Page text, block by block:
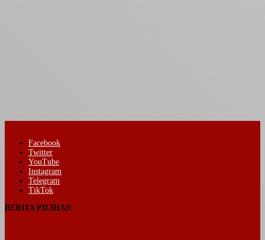
Facebook
Twitter
YouTube
Instagram
Telegram
TikTok
BERITA PILIHAN